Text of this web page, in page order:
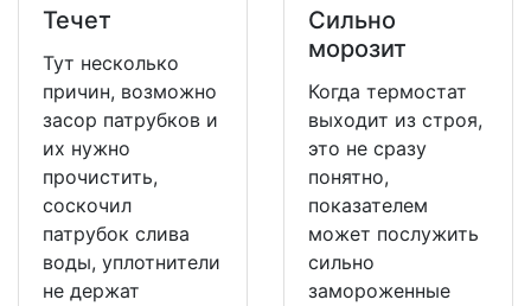
Течет
Тут несколько
причин, возможно
засор патрубков и
их нужно
прочистить,
соскочил
патрубок слива
воды, уплотнители
не держат
Сильно
морозит
Когда термостат
выходит из строя,
это не сразу
понятно,
показателем
может послужить
сильно
замороженные